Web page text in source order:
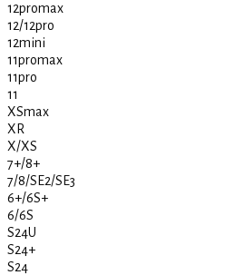
12promax
12/12pro
12mini
11promax
11pro
11
XSmax
XR
X/XS
7+/8+
7/8/SE2/SE3
6+/6S+
6/6S
S24U
S24+
S24